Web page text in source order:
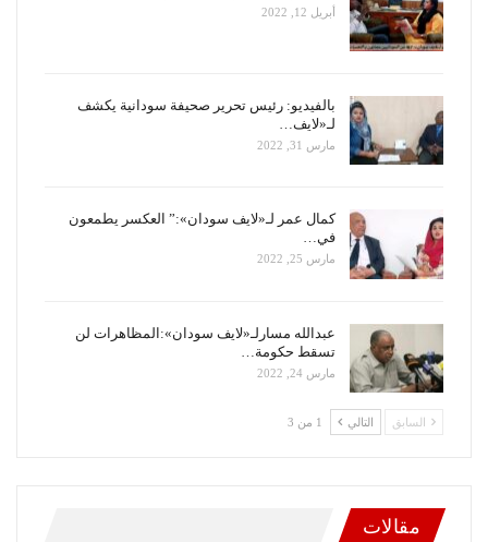
أبريل 12, 2022
بالفيديو: رئيس تحرير صحيفة سودانية يكشف
لـ«لايف…
مارس 31, 2022
كمال عمر لـ«لايف سودان»:” العكسر يطمعون
في…
مارس 25, 2022
عبدالله مسارلـ«لايف سودان»:المظاهرات لن
تسقط حكومة…
مارس 24, 2022
السابق التالي 1 من 3
مقالات